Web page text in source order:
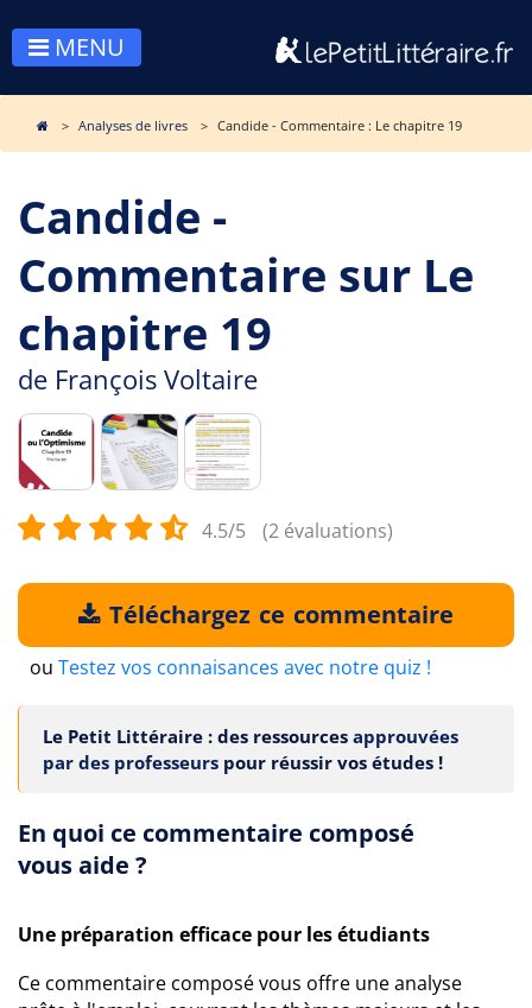
MENU
Analyses de livres Candide - Commentaire : Le chapitre 19
Candide -
Commentaire sur Le
chapitre 19
de François Voltaire
4.5/5 (2 évaluations)
Téléchargez ce commentaire
ou Testez vos connaisances avec notre quiz !
Le Petit Littéraire : des ressources approuvées
par des professeurs pour réussir vos études !
En quoi ce commentaire composé
vous aide ?
Une préparation efficace pour les étudiants
Ce commentaire composé vous offre une analyse